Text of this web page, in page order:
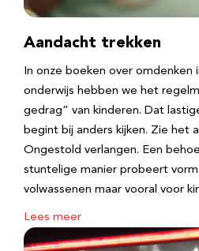
Aandacht trekken
In onze boeken over omdenken
onderwijs hebben we het
gedrag” van kinderen. Dat
begint bij anders kijken. Zie het
Ongestold verlangen. Een
stuntelige manier probeert
volwassenen maar vooral voor
Lees meer